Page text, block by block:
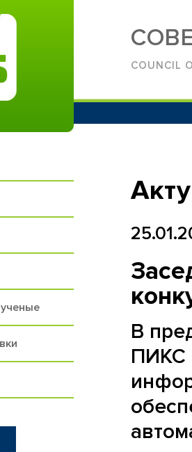
COUNСIL
В
ПИКС